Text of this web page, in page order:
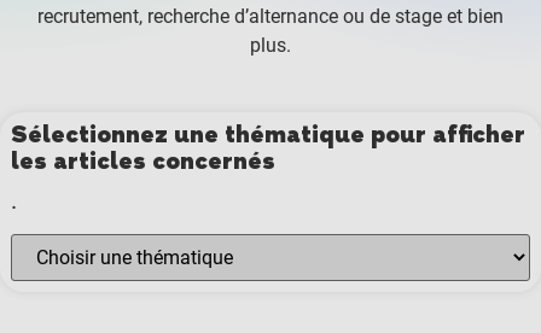
recrutement, recherche d’alternance ou de stage et bien
plus.
Sélectionnez une thématique pour afficher
les articles concernés
.